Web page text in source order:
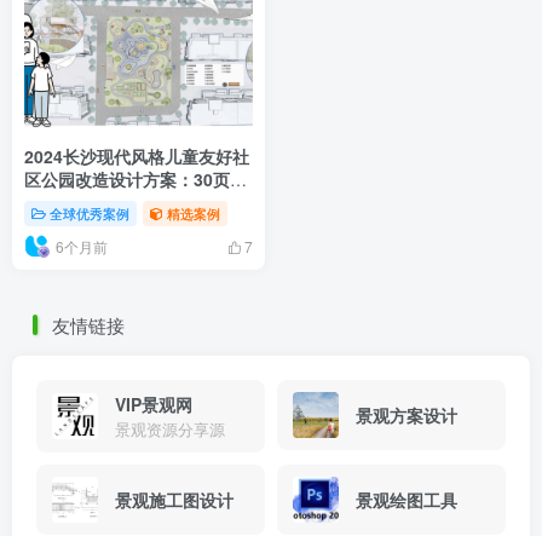
2024长沙现代风格儿童友好社
区公园改造设计方案：30页
PDF景观文本+平面图鸟瞰图
全解析
全球优秀案例 精选案例
6个月前 7
友情链接
VIP景观网
景观资源分享源
景观方案设计
景观施工图设计 景观绘图工具